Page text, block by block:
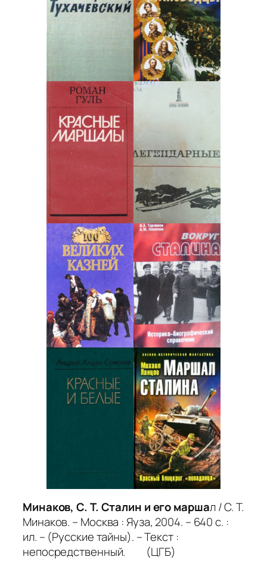
Минаков, С. Т. Сталин и его маршал / С. Т.
Минаков. – Москва : Яуза, 2004. – 640 с. :
ил. – (Русские тайны). – Текст :
непосредственный. (ЦГБ)